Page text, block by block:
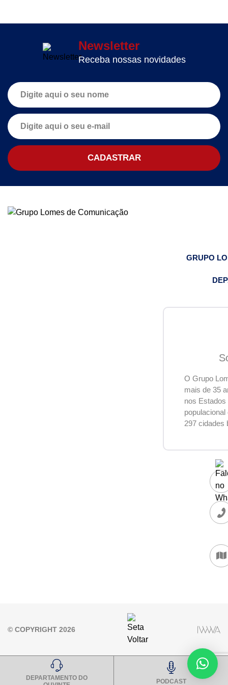
Newsletter
Receba nossas novidades
GRUPO
O Grupo
mais de 35
nos
297 cidades
© COPYRIGHT 2026
DEPARTAMENTO DO
PODCAST